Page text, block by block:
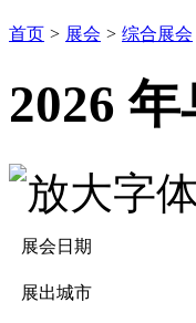
首页 > 展会 > 综合展会
2026
展会日期
展出城市